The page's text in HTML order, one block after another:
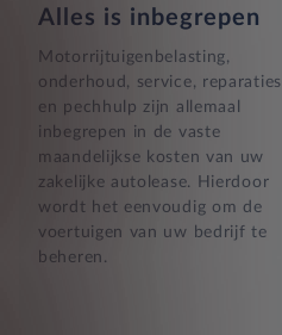
Alles is inbegrepen
Motorrijtuigenbelasting,
onderhoud, service, reparaties
en pechhulp zijn allemaal
inbegrepen in de vaste
maandelijkse kosten van uw
zakelijke autolease. Hierdoor
wordt het eenvoudig om de
voertuigen van uw bedrijf te
beheren.